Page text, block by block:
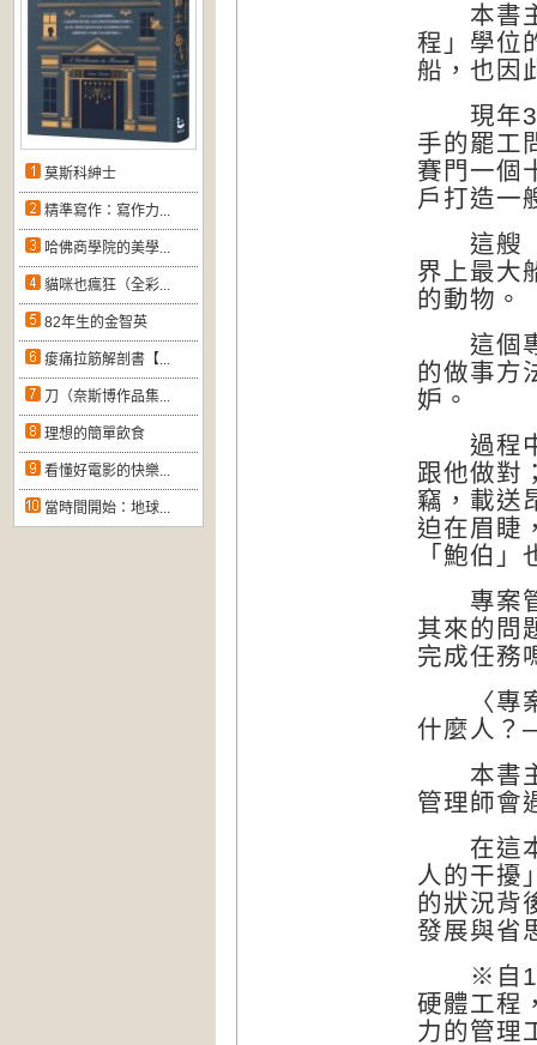
莫斯科紳士
精準寫作：寫作力...
哈佛商學院的美學...
貓咪也瘋狂（全彩...
82年生的金智英
痠痛拉筋解剖書【...
刀（奈斯博作品集...
理想的簡單飲食
看懂好電影的快樂...
當時間開始：地球...
本書主
程」學位
船，也因
現年38
手的罷工
賽門一個
戶打造一
這艘『
界上最大
的動物。
這個專
的做事方
妒。
過程中
跟他做對
竊，載送
迫在眉睫
「鮑伯
專案管
其來的問
完成任務
〈專案
什麼人？
本書主
管理師會
在這本
人的干擾
的狀況背
發展與省
※自
硬體工程
力的管理